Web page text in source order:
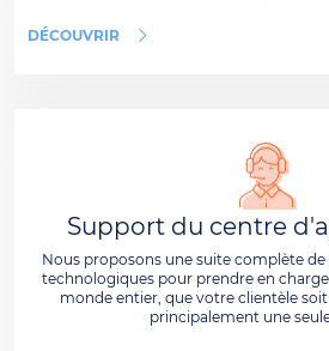
DÉCOUVRIR
Support du centre
Nous proposons une suite complète
technologiques pour prendre en
monde entier, que votre clientèle
principalement une